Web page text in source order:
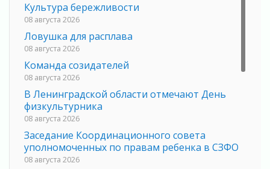
Культура бережливости
08 августа 2026
Ловушка для расплава
08 августа 2026
Команда созидателей
08 августа 2026
В Ленинградской области отмечают День
физкультурника
08 августа 2026
Заседание Координационного совета
уполномоченных по правам ребенка в СЗФО
08 августа 2026